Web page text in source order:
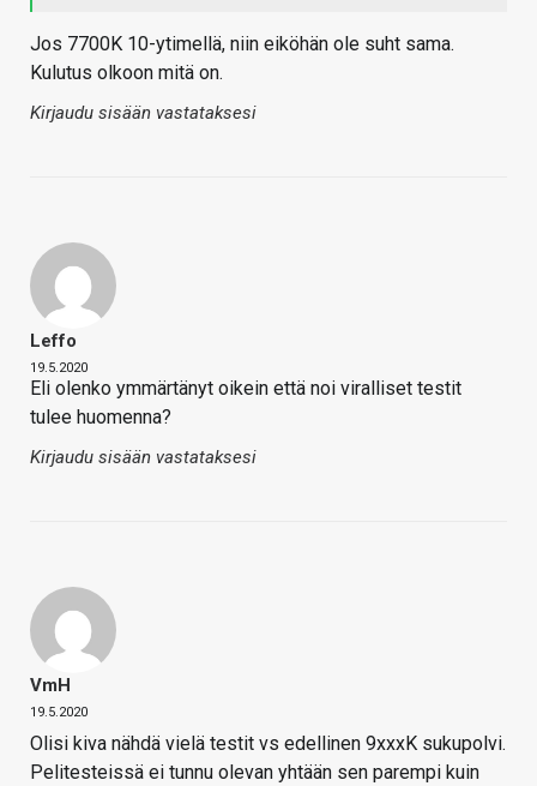
Jos 7700K 10-ytimellä, niin eiköhän ole suht sama.
Kulutus olkoon mitä on.
Kirjaudu sisään vastataksesi
Leffo
19.5.2020
Eli olenko ymmärtänyt oikein että noi viralliset testit
tulee huomenna?
Kirjaudu sisään vastataksesi
VmH
19.5.2020
Olisi kiva nähdä vielä testit vs edellinen 9xxxK sukupolvi.
Pelitesteissä ei tunnu olevan yhtään sen parempi kuin